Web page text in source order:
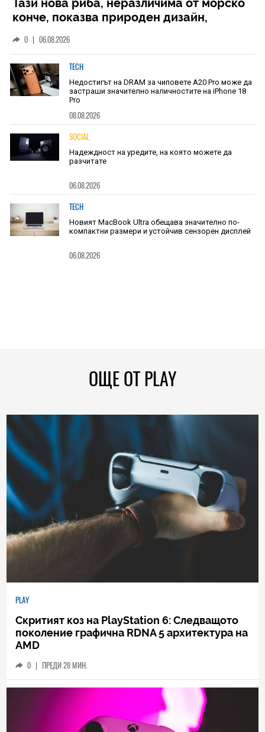
конче, показва природен дизайн,
0 | 06.08.2026
TECH
Недостигът на DRAM за чиповете A20 Pro може да
застраши значително наличностите на iPhone 18
Pro
08.08.2026
SOCIAL
Надеждност на уредите, на която можете да
разчитате
06.08.2026
TECH
Новият MacBook Ultra обещава значително по-
компактни размери и устойчив сензорен дисплей
06.08.2026
ОЩЕ ОТ PLAY
PLAY
Скритият коз на PlayStation 6: Следващото
поколение графична RDNA 5 архитектура на
AMD
0 | ПРЕДИ 28 МИН.